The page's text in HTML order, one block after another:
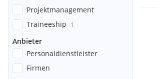
Projektmanagement
Traineeship 1
Anbieter
Personaldienstleister
Firmen